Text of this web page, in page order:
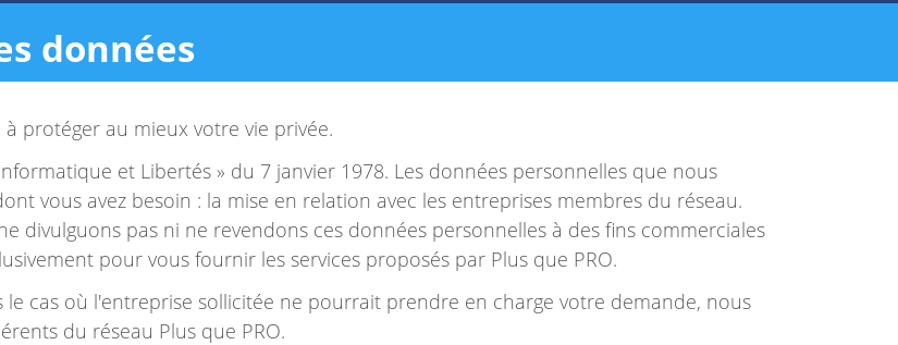
données
protéger au mieux votre vie privée.
et Libertés » du 7 janvier 1978. Les données personnelles que nous
vous avez besoin : la mise en relation avec les entreprises membres du réseau.
divulguons pas ni ne revendons ces données personnelles à des fins commerciales
pour vous fournir les services proposés par Plus que PRO.
le cas où l'entreprise sollicitée ne pourrait prendre en charge votre demande, nous
du réseau Plus que PRO.